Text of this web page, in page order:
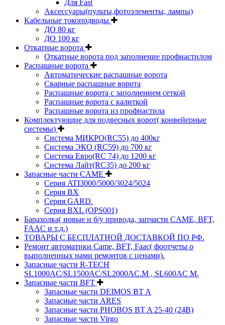
Для Fast
Аксессуары(пульты,фотоэлементы, лампы)
Кабельные токоподводы
ДО 80 кг
ДО 100 кг
Откатные ворота
Откатные ворота под заполнение профнастилом
Распашные ворота
Автоматические распашные ворота
Сварные распашные ворота
Распашные ворота с заполнением сеткой
Распашные ворота с калиткой
Распашные ворота из профнастила
Комплектующие для подвесных ворот( конвейерные
системы)
Система МИКРО(RC55) до 400кг
Система ЭКО (RC59) до 700 кг
Система Евро(RC 74) до 1200 кг
Система Лайт(RC35) до 200 кг
Запасные части CAME
Серия ATI3000/5000/3024/5024
Серия BX
Серия GARD.
Серия BXL (OPS001)
Барахолка( новые и б/у привода, запчасти CAME, BFT,
FAAC и т.д.)
ТОВАРЫ С БЕСПЛАТНОЙ ДОСТАВКОЙ ПО РФ.
Ремонт автоматики Came, BFT, Faac( фоотчеты о
выполненных нами ремонтов с ценами).
Запасные части R-TECH
SL1000AC/SL1500AC/SL2000AC.M , SL600AC M.
Запасные части BFT
Запасные части DEIMOS BT A
Запасные части ARES
Запасные части PHOBOS BT A 25-40 (24B)
Запасные части Virgo